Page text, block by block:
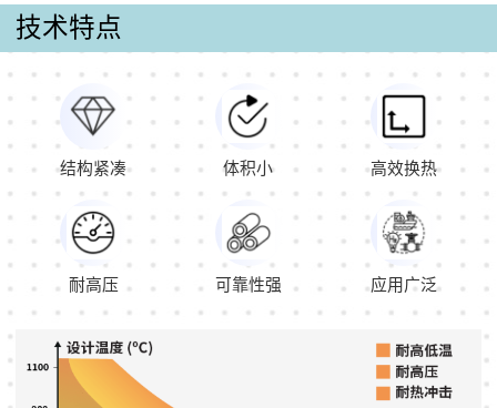
技术特点
结构紧凑 体积小 高效换热
耐高压 可靠性强 应用广泛